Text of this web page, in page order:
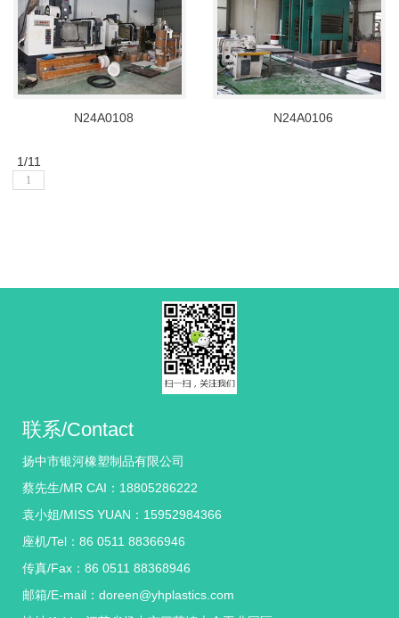
N24A0108 N24A0106
1/11
联系/Contact
扬中市银河橡塑制品有限公司
蔡先生/MR CAI：18805286222
袁小姐/MISS YUAN：15952984366
座机/Tel：86 0511 88366946
传真/Fax：86 0511 88368946
邮箱/E-mail：doreen@yhplastics.com